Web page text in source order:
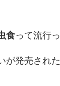
食って流行
が発売され